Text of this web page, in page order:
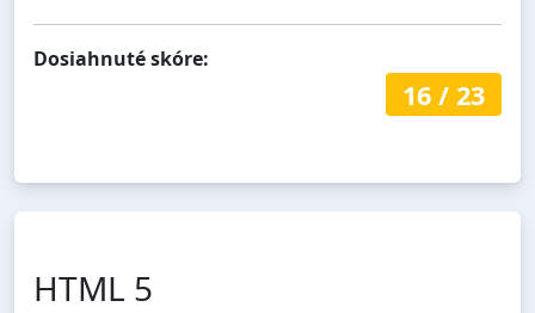
Dosiahnuté skóre:
16/ 23
HTML 5